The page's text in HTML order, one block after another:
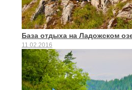
База отдыха на Ладожском
11.02.2016